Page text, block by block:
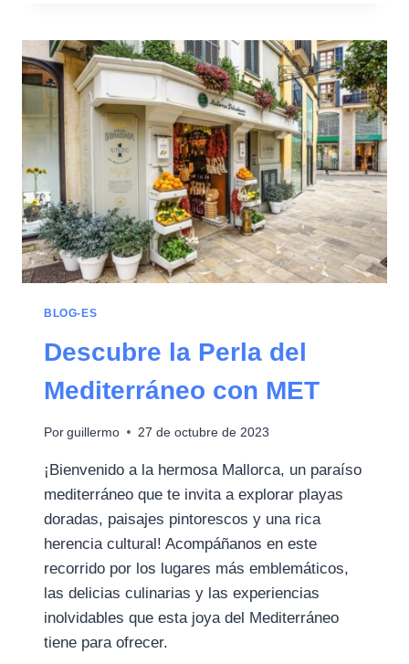
BLOG-ES
Descubre la Perla del
Mediterráneo con MET
Por guillermo 27 de octubre de 2023
¡Bienvenido a la hermosa Mallorca, un paraíso
mediterráneo que te invita a explorar playas
doradas, paisajes pintorescos y una rica
herencia cultural! Acompáñanos en este
recorrido por los lugares más emblemáticos,
las delicias culinarias y las experiencias
inolvidables que esta joya del Mediterráneo
tiene para ofrecer.